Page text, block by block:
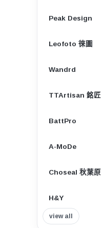
Peak Design
Leofoto 徠圖
Wandrd
TTArtisan 銘匠
BattPro
A-MoDe
Choseal 秋葉原
H&Y
Insta360
view all